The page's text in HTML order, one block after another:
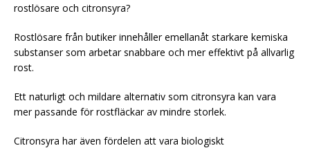
rostlösare och citronsyra?
Rostlösare från butiker innehåller emellanåt starkare kemiska
substanser som arbetar snabbare och mer effektivt på allvarlig
rost.
Ett naturligt och mildare alternativ som citronsyra kan vara
mer passande för rostfläckar av mindre storlek.
Citronsyra har även fördelen att vara biologiskt